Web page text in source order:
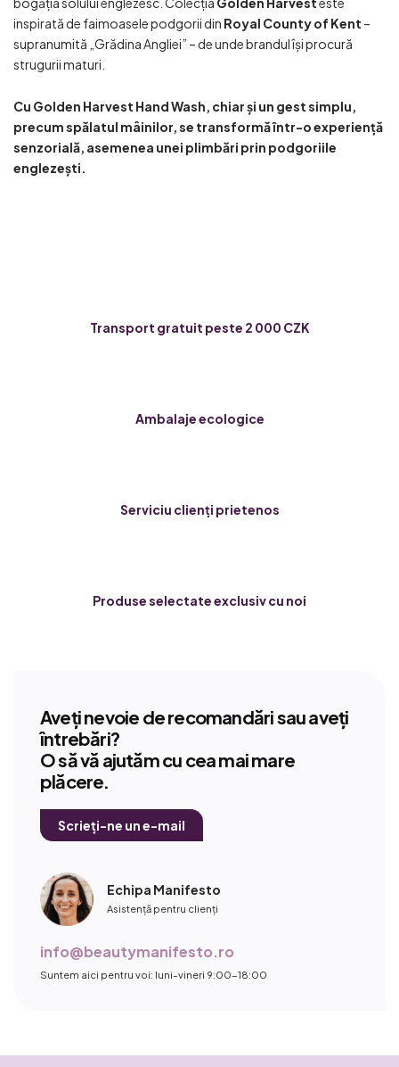
inspirată de faimoasele podgorii din Royal County of Kent –
supranumită „Grădina Angliei” – de unde brandul își procură
strugurii maturi.
Cu Golden Harvest Hand Wash, chiar și un gest simplu,
precum spălatul mâinilor, se transformă într-o experiență
senzorială, asemenea unei plimbări prin podgoriile
englezești.
Transport gratuit peste 2 000 CZK
Ambalaje ecologice
Serviciu clienți prietenos
Produse selectate exclusiv cu noi
Aveți nevoie de recomandări sau aveți
întrebări?
O să vă ajutăm cu cea mai mare
plăcere.
Scrieți-ne un e-mail
Echipa Manifesto
Asistență pentru clienți
info@beautymanifesto.ro
Suntem aici pentru voi: luni-vineri 9:00-18:00